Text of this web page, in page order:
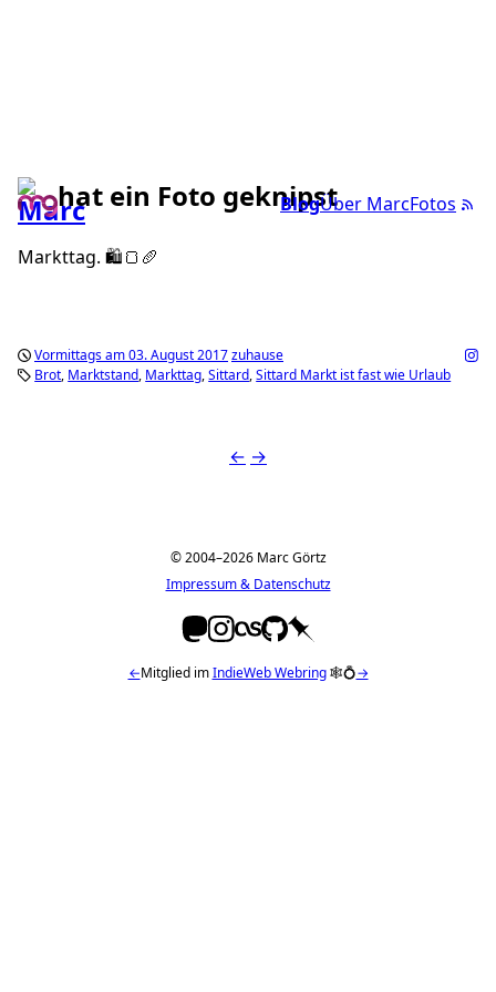
BlogÜber MarcFotos
hat ein Foto geknipst
Markttag. 🛍🍞🥖
Vormittags am 03. August 2017zuhause
Brot Marktstand Markttag Sittard Sittard Markt ist fast wie Urlaub
← →
© 2004–2026 Marc Görtz
Impressum & Datenschutz
←Mitglied imIndieWeb Webring🕸💍→